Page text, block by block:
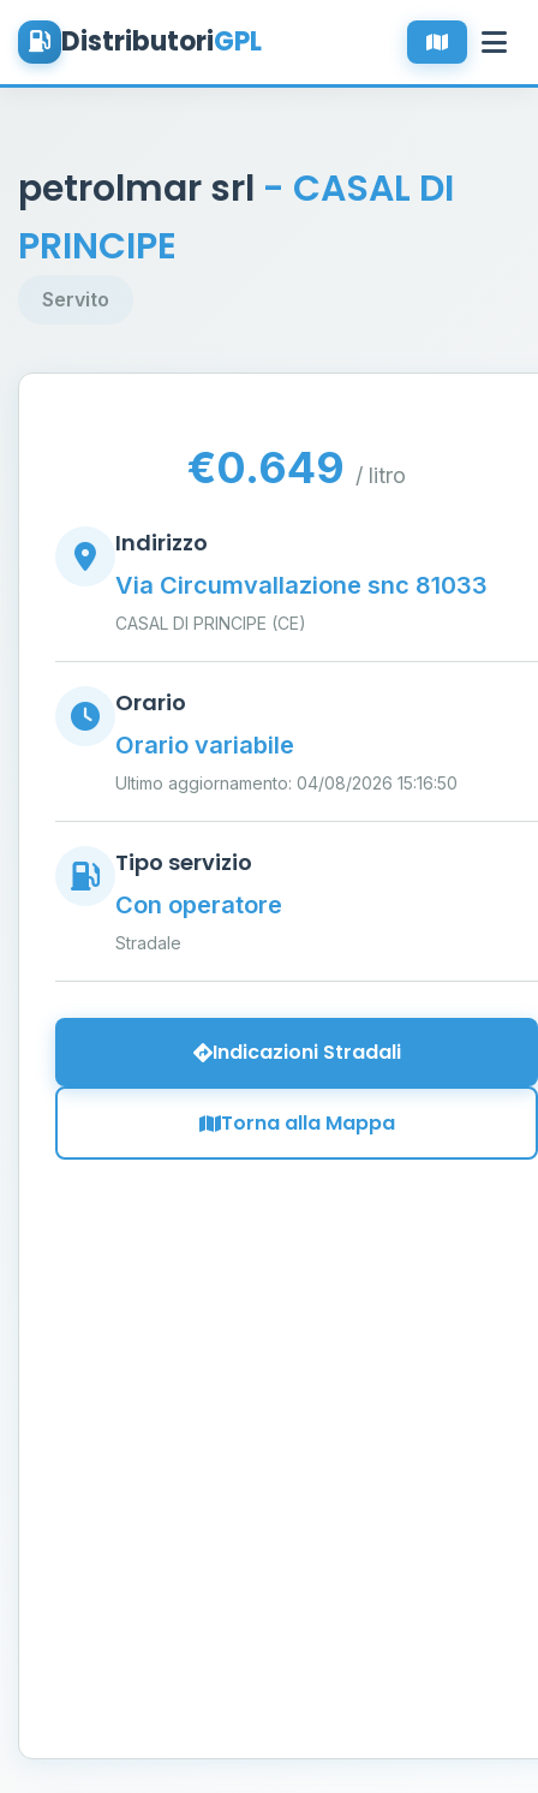
DistributoriGPL
petrolmar srl - CASAL DI
PRINCIPE
Servito
€0.649 / litro
Indirizzo
Via Circumvallazione snc 81033
CASAL DI PRINCIPE (CE)
Orario
Orario variabile
Ultimo aggiornamento: 04/08/2026 15:16:50
Tipo servizio
Con operatore
Stradale
Indicazioni Stradali
Torna alla Mappa